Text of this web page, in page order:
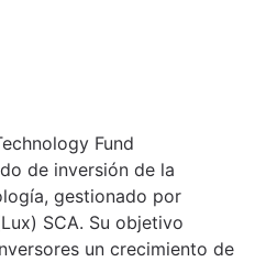
Fund
de inversión de la
gestionado por
SCA. Su objetivo
un crecimiento de